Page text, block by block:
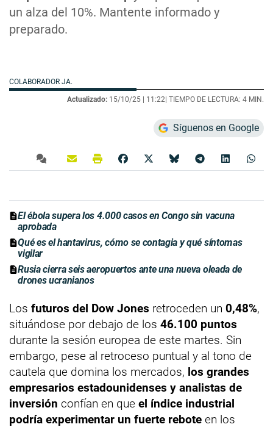
un alza del 10%. Mantente informado y
preparado.
COLABORADOR JA.
Actualizado: 15/10/25 | 11:22| TIEMPO DE LECTURA: 4 MIN.
Síguenos en Google
El ébola supera los 4.000 casos en Congo sin vacuna
aprobada
Qué es el hantavirus, cómo se contagia y qué síntomas
vigilar
Rusia cierra seis aeropuertos ante una nueva oleada de
drones ucranianos
Los futuros del Dow Jones retroceden un 0,48%,
situándose por debajo de los 46.100 puntos
durante la sesión europea de este martes. Sin
embargo, pese al retroceso puntual y al tono de
cautela que domina los mercados, los grandes
empresarios estadounidenses y analistas de
inversión confían en que el índice industrial
podría experimentar un fuerte rebote en los